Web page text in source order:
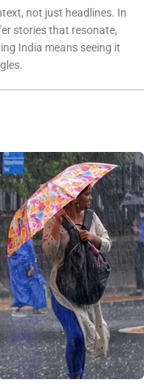
not just headlines. In
stories that resonate,
India means seeing it